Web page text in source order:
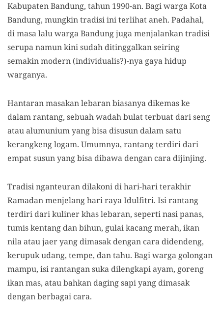
Kabupaten Bandung, tahun 1990-an. Bagi warga Kota
Bandung, mungkin tradisi ini terlihat aneh. Padahal,
di masa lalu warga Bandung juga menjalankan tradisi
serupa namun kini sudah ditinggalkan seiring
semakin modern (individualis?)-nya gaya hidup
warganya.
Hantaran masakan lebaran biasanya dikemas ke
dalam rantang, sebuah wadah bulat terbuat dari seng
atau alumunium yang bisa disusun dalam satu
kerangkeng logam. Umumnya, rantang terdiri dari
empat susun yang bisa dibawa dengan cara dijinjing.
Tradisi nganteuran dilakoni di hari-hari terakhir
Ramadan menjelang hari raya Idulfitri. Isi rantang
terdiri dari kuliner khas lebaran, seperti nasi panas,
tumis kentang dan bihun, gulai kacang merah, ikan
nila atau jaer yang dimasak dengan cara didendeng,
kerupuk udang, tempe, dan tahu. Bagi warga golongan
mampu, isi rantangan suka dilengkapi ayam, goreng
ikan mas, atau bahkan daging sapi yang dimasak
dengan berbagai cara.